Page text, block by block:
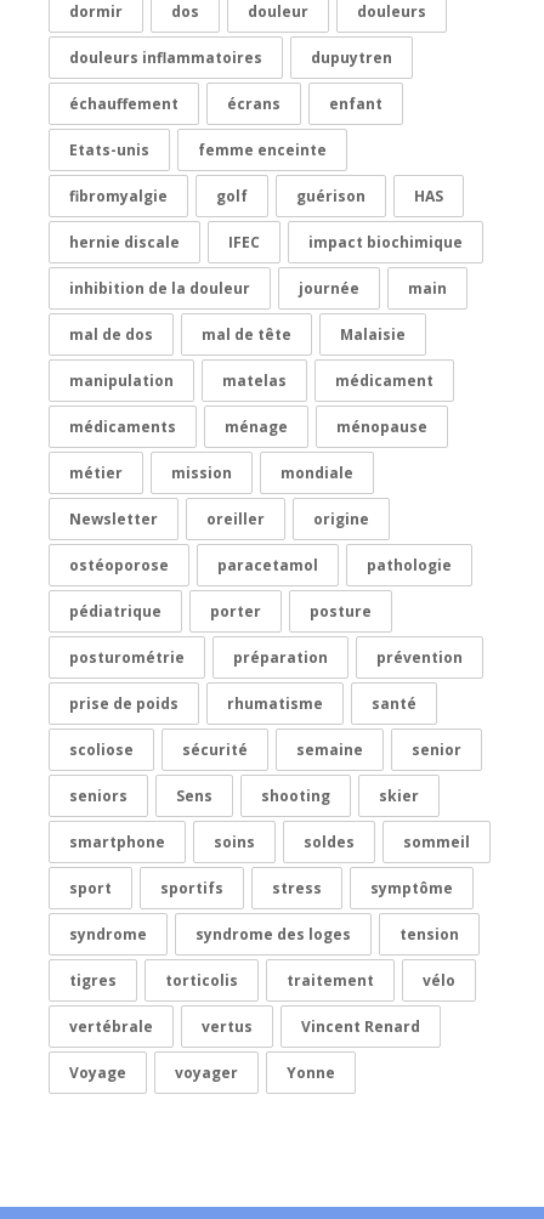
dormir dos douleur douleurs
douleurs inflammatoires dupuytren
échauffement écrans enfant
Etats-unis femme enceinte
fibromyalgie golf guérison HAS
hernie discale IFEC impact biochimique
inhibition de la douleur journée main
mal de dos mal de tête Malaisie
manipulation matelas médicament
médicaments ménage ménopause
métier mission mondiale
Newsletter oreiller origine
ostéoporose paracetamol pathologie
pédiatrique porter posture
posturométrie préparation prévention
prise de poids rhumatisme santé
scoliose sécurité semaine senior
seniors Sens shooting skier
smartphone soins soldes sommeil
sport sportifs stress symptôme
syndrome syndrome des loges tension
tigres torticolis traitement vélo
vertébrale vertus Vincent Renard
Voyage voyager Yonne